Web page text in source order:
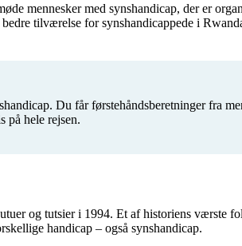
mennesker med synshandicap, der er
tilværelse for synshandicappede i
Du får førstehåndsberetninger fra
på hele rejsen.
og tutsier i 1994. Et af historiens værste
handicap – også synshandicap.